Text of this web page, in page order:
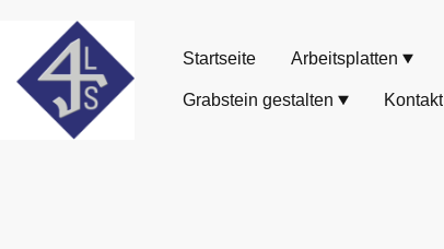
Startseite Arbeitsplatten
Grabstein gestalten Kontakt